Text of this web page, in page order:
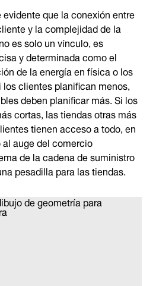
que la conexión entre
y la complejidad de la
es solo un vínculo, es
y determinada como el
de la energía en física o los
clientes planifican menos,
deben planificar más. Si los
cortas, las tiendas otras más
tienen acceso a todo, en
auge del comercio
de la cadena de suministro
pesadilla para las tiendas.